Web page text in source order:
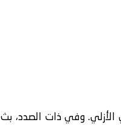
الأزلي. وفي ذات الصدد، بث